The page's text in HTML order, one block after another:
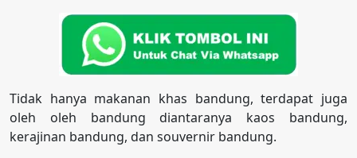
Tidak hanya makanan khas bandung, terdapat juga
oleh oleh bandung diantaranya kaos bandung,
kerajinan bandung, dan souvernir bandung.